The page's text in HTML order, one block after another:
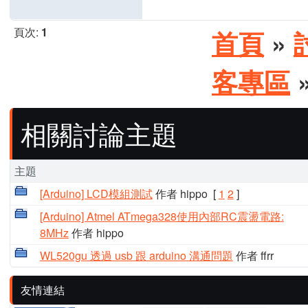
頁次: 1 首頁 »
客專區
相關討論主題
主題
[Arduino] LCD模組測試作者 hippo[ 1 2]
[Arduino] Atmel ATmega328使用內部RC震盪電路:
8MHz作者 hippo
WL520gu 透過 usb 跟 arduino 溝通問題 作者 ffrr
友情連結